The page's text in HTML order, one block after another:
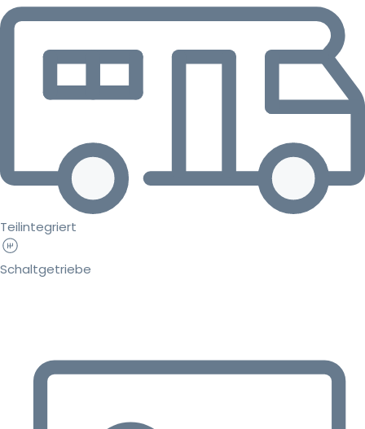
Teilintegriert
Schaltgetriebe